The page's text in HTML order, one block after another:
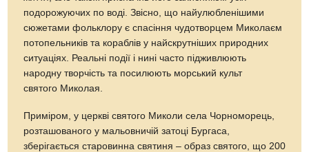
подорожуючих по воді. Звісно, що найулюбленішими
сюжетами фольклору є спасіння чудотворцем Миколаєм
потопельників та кораблів у найскрутніших природних
ситуаціях. Реальні події і нині часто підживлюють
народну творчість та посилюють морський культ
святого Миколая.
Приміром, у церкві святого Миколи села Чорноморець,
розташованого у мальовничій затоці Бургаса,
зберігається старовинна святиня – образ святого, що 200